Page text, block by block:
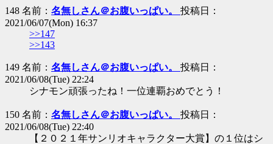
148 名前： 名無しさん＠お腹いっぱい。 投稿日：
2021/06/07(Mon) 16:37
>>147
>>143
149 名前： 名無しさん＠お腹いっぱい。 投稿日：
2021/06/08(Tue) 22:24
シナモン頑張ったね！一位連覇おめでとう！
150 名前： 名無しさん＠お腹いっぱい。 投稿日：
2021/06/08(Tue) 22:40
【２０２１年サンリオキャラクター大賞】の１位はシ